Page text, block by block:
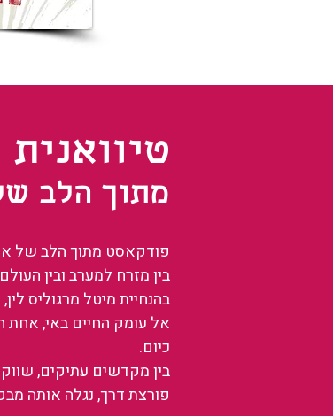
טיוואנית
מתוך הלב
פודקאסט מתוך הלב של
בין מזרח למערב ובין
בהנחיית מיטל מרגוליס
אל עומק החיים באי, אחת
כיום.
בין מקדשים עתיקים,
פורצת דרך, נגלה אותה